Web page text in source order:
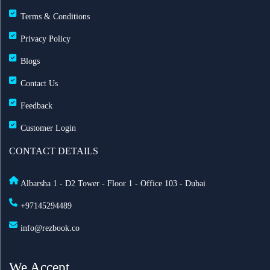
مطارات دبي: تحويل 19 رحلة طيران بسبب الضباب
وانخفاض الرؤية
Terms & Conditions
Privacy Policy
Blogs
Contact Us
Feedback
Customer Login
CONTACT DETAILS
Albarsha 1 - D2 Tower - Floor 1 - Office 103 - Dubai
+97145294489
info@rezbook.co